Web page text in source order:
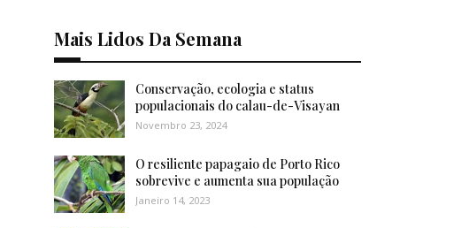
Mais Lidos Da Semana
Conservação, ecologia e status
populacionais do calau-de-Visayan
Novembro 23, 2024
O resiliente papagaio de Porto Rico
sobrevive e aumenta sua população
Janeiro 14, 2023